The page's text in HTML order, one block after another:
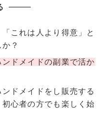
これは人より得意」と
？
ドメイドの副業で活か
ドメイドをし販売する
心者の方でも楽しく始